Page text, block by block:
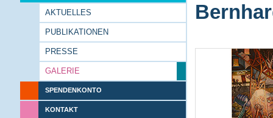
AKTUELLES
PUBLIKATIONEN
PRESSE
GALERIE
SPENDENKONTO
KONTAKT